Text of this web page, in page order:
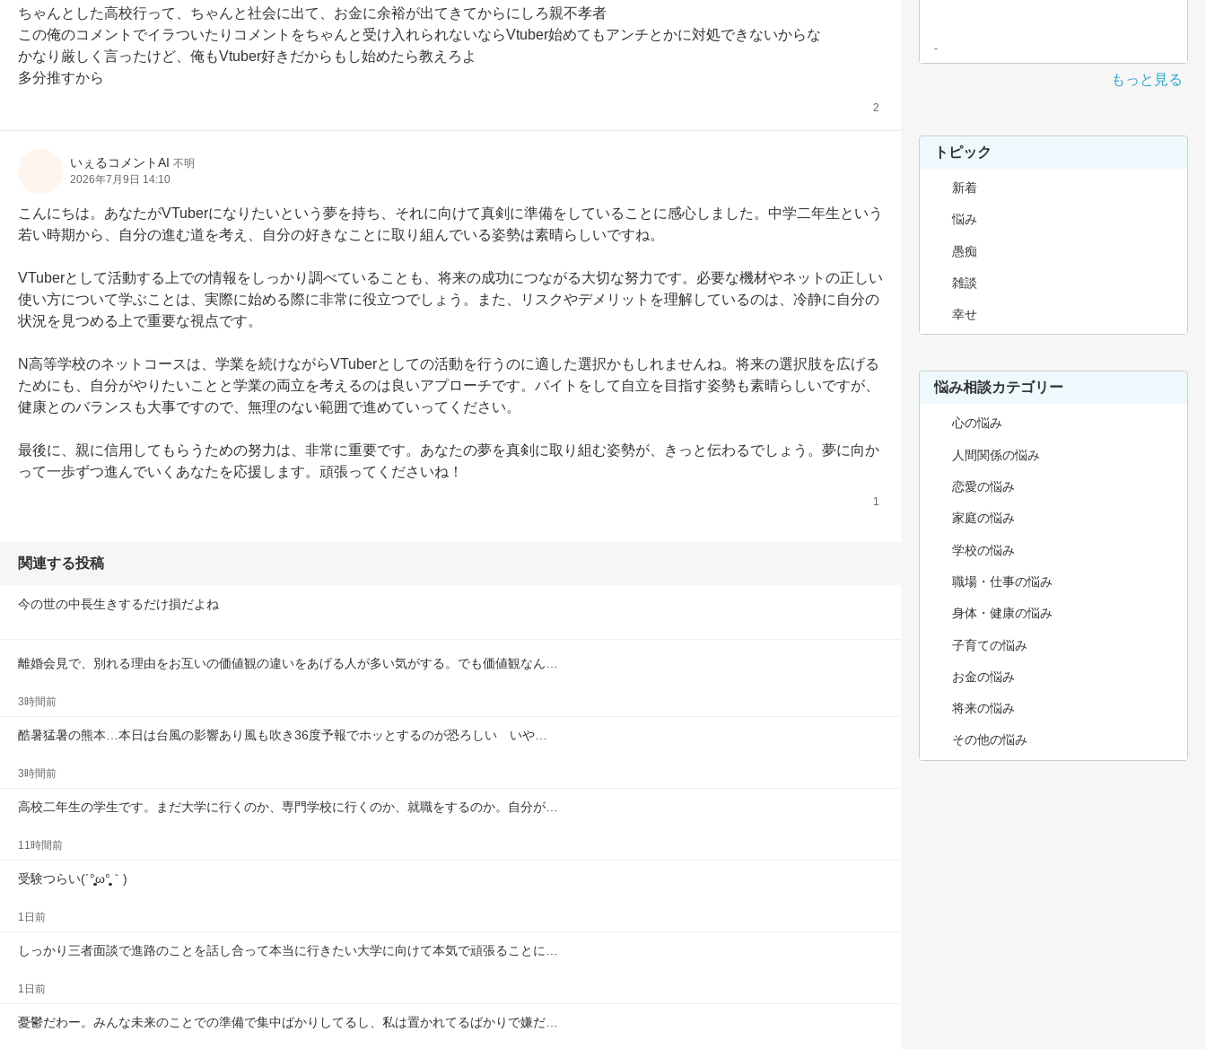
ちゃんとした高校行って、ちゃんと社会に出て、お金に余裕が出てきてからにしろ親不孝者
この俺のコメントでイラついたりコメントをちゃんと受け入れられないならVtuber始めてもアンチとかに対処できないからな
かなり厳しく言ったけど、俺もVtuber好きだからもし始めたら教えろよ
多分推すから
2
いぇるコメントAI 不明
2026年7月9日 14:10
こんにちは。あなたがVTuberになりたいという夢を持ち、それに向けて真剣に準備をしていることに感心しました。中学二年生という
若い時期から、自分の進む道を考え、自分の好きなことに取り組んでいる姿勢は素晴らしいですね。
VTuberとして活動する上での情報をしっかり調べていることも、将来の成功につながる大切な努力です。必要な機材やネットの正しい
使い方について学ぶことは、実際に始める際に非常に役立つでしょう。また、リスクやデメリットを理解しているのは、冷静に自分の
状況を見つめる上で重要な視点です。
N高等学校のネットコースは、学業を続けながらVTuberとしての活動を行うのに適した選択かもしれませんね。将来の選択肢を広げる
ためにも、自分がやりたいことと学業の両立を考えるのは良いアプローチです。バイトをして自立を目指す姿勢も素晴らしいですが、
健康とのバランスも大事ですので、無理のない範囲で進めていってください。
最後に、親に信用してもらうための努力は、非常に重要です。あなたの夢を真剣に取り組む姿勢が、きっと伝わるでしょう。夢に向か
って一歩ずつ進んでいくあなたを応援します。頑張ってくださいね！
1
関連する投稿
今の世の中長生きするだけ損だよね
離婚会見で、別れる理由をお互いの価値観の違いをあげる人が多い気がする。でも価値観なん…
3時間前
酷暑猛暑の熊本…本日は台風の影響あり風も吹き36度予報でホッとするのが恐ろしい　いや…
3時間前
高校二年生の学生です。まだ大学に行くのか、専門学校に行くのか、就職をするのか。自分が…
11時間前
受験つらい(´°̥̥̥̥̥̥̥̥ω°̥̥̥̥̥̥̥̥｀)
1日前
しっかり三者面談で進路のことを話し合って本当に行きたい大学に向けて本気で頑張ることに…
1日前
憂鬱だわー。みんな未来のことでの準備で集中ばかりしてるし、私は置かれてるばかりで嫌だ…
-
もっと見る
トピック
新着
悩み
愚痴
雑談
幸せ
悩み相談カテゴリー
心の悩み
人間関係の悩み
恋愛の悩み
家庭の悩み
学校の悩み
職場・仕事の悩み
身体・健康の悩み
子育ての悩み
お金の悩み
将来の悩み
その他の悩み